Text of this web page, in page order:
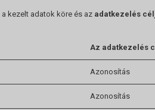
kezelt adatok köre és az adatkezelés
Az adatkezelés
Azonosítás
Azonosítás